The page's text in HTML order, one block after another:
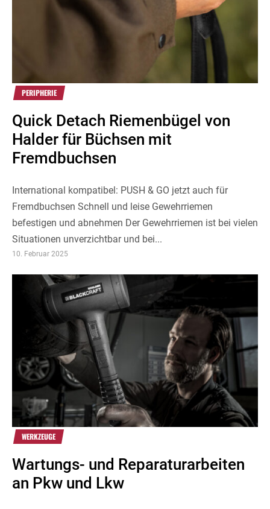
PERIPHERIE
Quick Detach Riemenbügel von
Halder für Büchsen mit
Fremdbuchsen
International kompatibel: PUSH & GO jetzt auch für
Fremdbuchsen Schnell und leise Gewehrriemen
befestigen und abnehmen Der Gewehrriemen ist bei vielen
Situationen unverzichtbar und bei...
10. Februar 2025
WERKZEUGE
Wartungs- und Reparaturarbeiten
an Pkw und Lkw